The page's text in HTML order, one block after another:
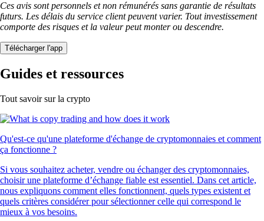
Ces avis sont personnels et non rémunérés sans garantie de résultats
futurs. Les délais du service client peuvent varier. Tout investissement
comporte des risques et la valeur peut monter ou descendre.
Télécharger l'app
Guides et ressources
Tout savoir sur la crypto
Qu'est-ce qu'une plateforme d'échange de cryptomonnaies et comment
ça fonctionne ?
Si vous souhaitez acheter, vendre ou échanger des cryptomonnaies,
choisir une plateforme d’échange fiable est essentiel. Dans cet article,
nous expliquons comment elles fonctionnent, quels types existent et
quels critères considérer pour sélectionner celle qui correspond le
mieux à vos besoins.